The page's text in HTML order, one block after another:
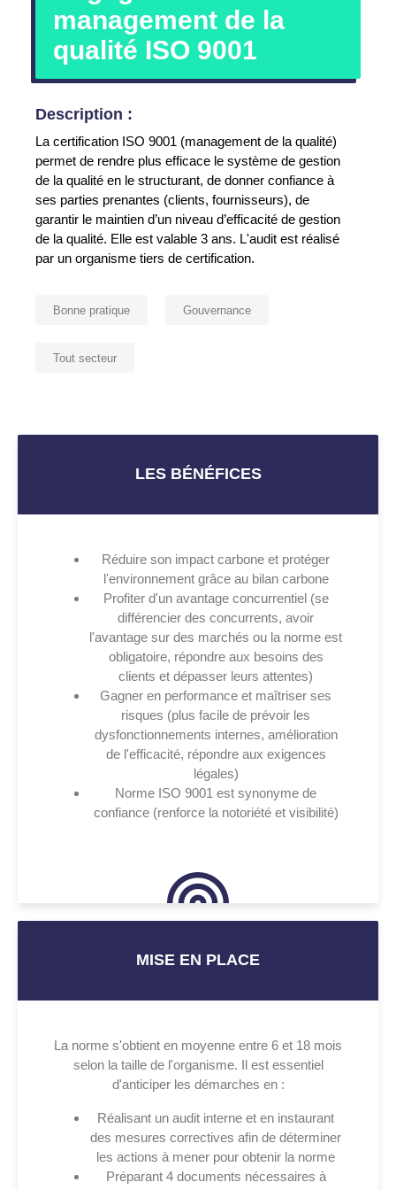
management de la
qualité ISO 9001
Description :
La certification ISO 9001 (management de la qualité)
permet de rendre plus efficace le système de gestion
de la qualité en le structurant, de donner confiance à
ses parties prenantes (clients, fournisseurs), de
garantir le maintien d’un niveau d’efficacité de gestion
de la qualité. Elle est valable 3 ans. L'audit est réalisé
par un organisme tiers de certification.
Bonne pratique Gouvernance
Tout secteur
LES BÉNÉFICES
Réduire son impact carbone et protéger
l'environnement grâce au bilan carbone
Profiter d'un avantage concurrentiel (se
différencier des concurrents, avoir
l'avantage sur des marchés ou la norme est
obligatoire, répondre aux besoins des
clients et dépasser leurs attentes)
Gagner en performance et maîtriser ses
risques (plus facile de prévoir les
dysfonctionnements internes, amélioration
de l'efficacité, répondre aux exigences
légales)
Norme ISO 9001 est synonyme de
confiance (renforce la notoriété et visibilité)
MISE EN PLACE
La norme s'obtient en moyenne entre 6 et 18 mois
selon la taille de l'organisme. Il est essentiel
d'anticiper les démarches en :
Réalisant un audit interne et en instaurant
des mesures correctives afin de déterminer
les actions à mener pour obtenir la norme
Préparant 4 documents nécessaires à